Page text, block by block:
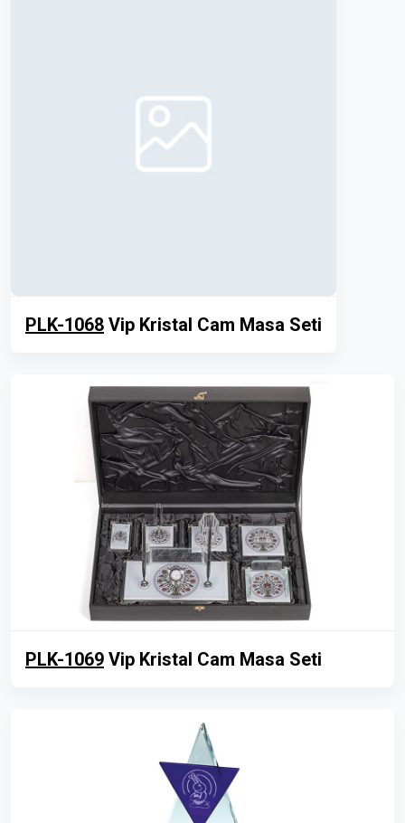
PLK-1068 Vip Kristal Cam Masa Seti
PLK-1069 Vip Kristal Cam Masa Seti